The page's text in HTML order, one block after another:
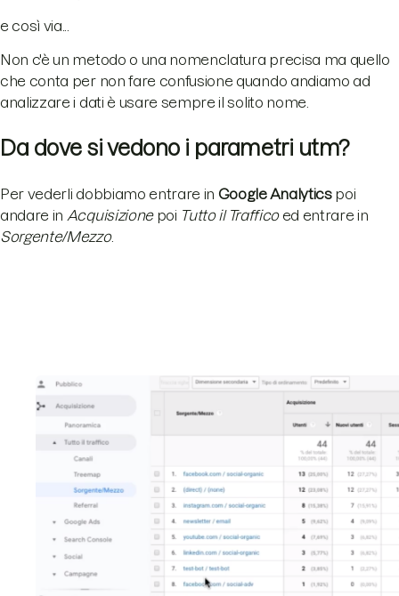
e così via...
Non c'è un metodo o una nomenclatura precisa ma quello
che conta per non fare confusione quando andiamo ad
analizzare i dati è usare sempre il solito nome.
Da dove si vedono i parametri utm?
Per vederli dobbiamo entrare in Google Analyticspoi
andare in Acquisizionepoi Tutto il Trafficoed entrare in
Sorgente/Mezzo.